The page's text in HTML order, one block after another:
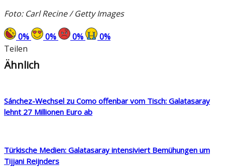
Foto: Carl Recine / Getty Images
0% 0% 0% 0%
Teilen
Ähnlich
Sánchez-Wechsel zu Como offenbar vom Tisch: Galatasaray
lehnt 27 Millionen Euro ab
Türkische Medien: Galatasaray intensiviert Bemühungen um
Tijjani Reijnders